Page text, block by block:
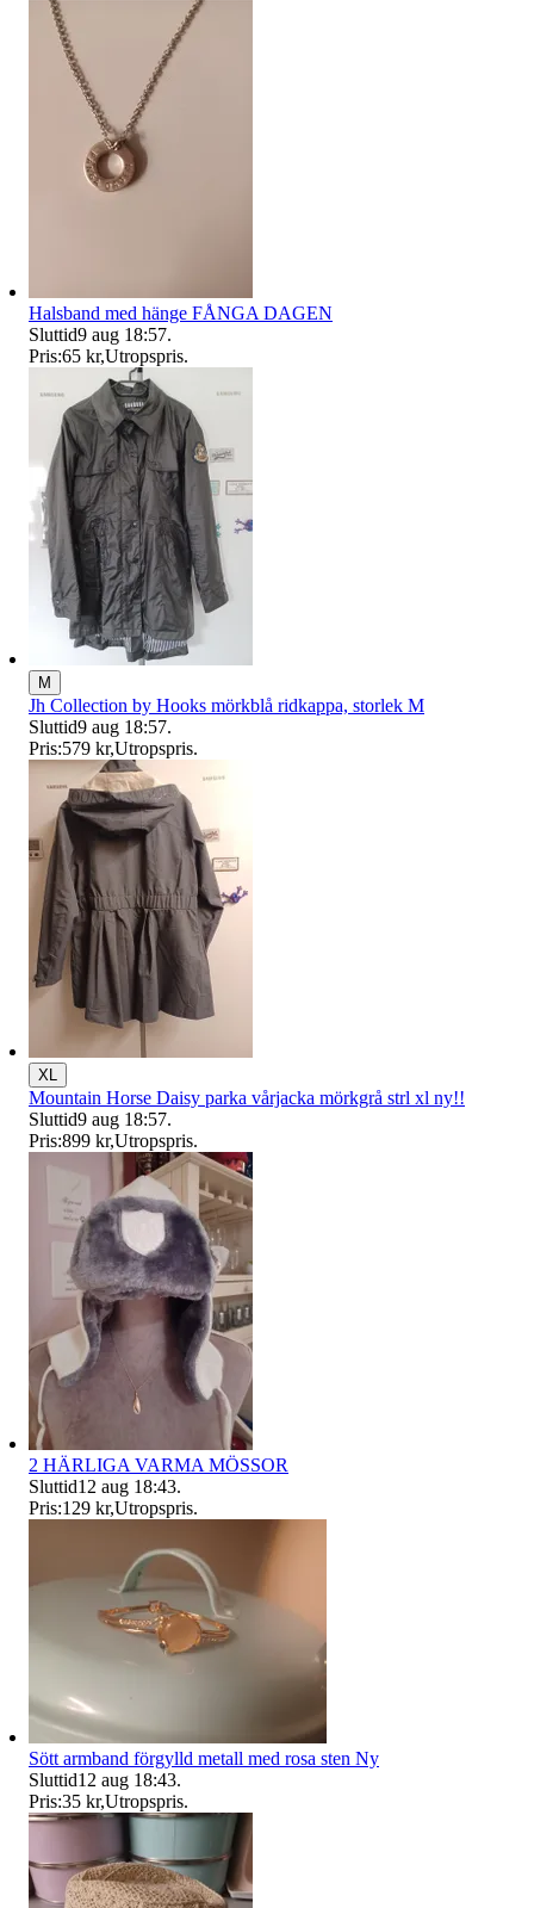
Halsband med hänge FÅNGA DAGEN
Sluttid9 aug 18:57.
Pris:65 kr,Utropspris.
M
Jh Collection by Hooks mörkblå ridkappa, storlek M
Sluttid9 aug 18:57.
Pris:579 kr,Utropspris.
XL
Mountain Horse Daisy parka vårjacka mörkgrå strl xl ny!!
Sluttid9 aug 18:57.
Pris:899 kr,Utropspris.
2 HÄRLIGA VARMA MÖSSOR
Sluttid12 aug 18:43.
Pris:129 kr,Utropspris.
Sött armband förgylld metall med rosa sten Ny
Sluttid12 aug 18:43.
Pris:35 kr,Utropspris.